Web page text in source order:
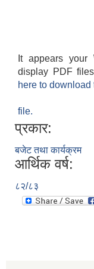
It appears
display PDF
here to download
file.
प्रकार:
बजेट तथा कार्यक्रम
आर्थिक वर्ष:
८२/८३